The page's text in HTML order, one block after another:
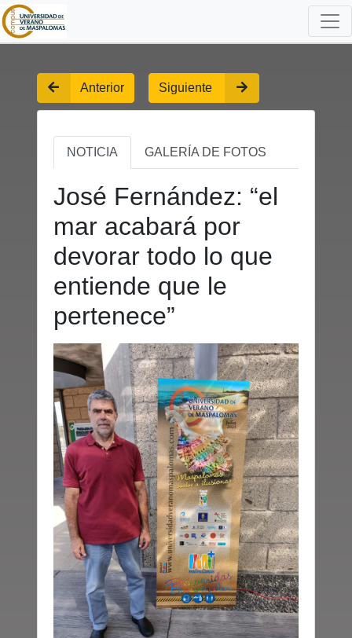
Anterior Siguiente
NOTICIA GALERÍA DE FOTOS
José Fernández: “el
mar acabará por
devorar todo lo que
entiende que le
pertenece”